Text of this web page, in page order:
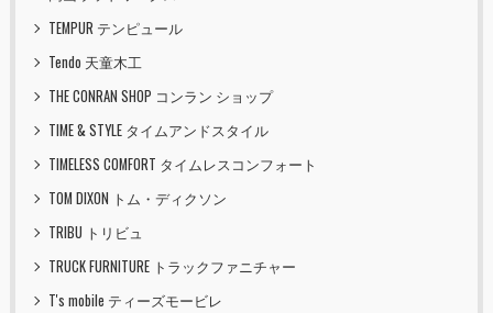
TEMPUR テンピュール
Tendo 天童木工
THE CONRAN SHOP コンラン ショップ
TIME & STYLE タイムアンドスタイル
TIMELESS COMFORT タイムレスコンフォート
TOM DIXON トム・ディクソン
TRIBU トリビュ
TRUCK FURNITURE トラックファニチャー
T's mobile ティーズモービレ